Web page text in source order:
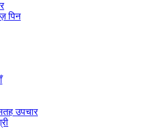
पिन
उपचार